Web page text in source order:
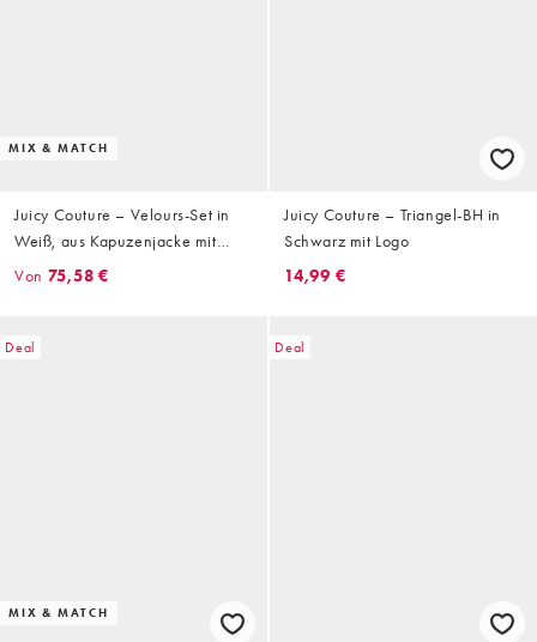
MIX & MATCH
Juicy Couture – Velours-Set in
Weiß, aus Kapuzenjacke mit
Reißverschluss und Strass-Logo,
Von 75,58 €
Juicy Couture – Triangel-BH in
Schwarz mit Logo
14,99 €
Deal
MIX & MATCH
Deal